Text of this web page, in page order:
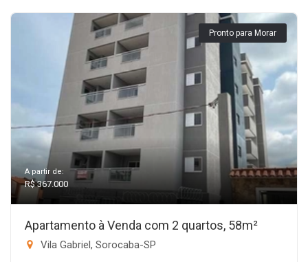
Pronto para Morar
A partir de:
R$ 367.000
Apartamento à Venda com 2 quartos, 58m²
Vila Gabriel, Sorocaba-SP